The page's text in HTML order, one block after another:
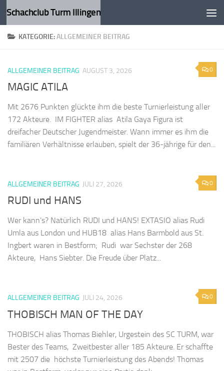
Zum Inhalt springen
Schachclub Turm Illingen
KATEGORIE:ALLGEMEINER BEITRAG
0
ALLGEMEINER BEITRAG AUGUST 3, 2026
MAGIC ATILA
Mit 2676 Punkten glückte ihm die beste Turnierleistung aller
172 Akteure. IM FIGHTER alias Atila Gaya Figura ist
dreifacher Deutscher Jugendmeister. Wann immer es ihm die
familiären Verhältnisse erlauben, spielt der 36-jährige für den...
0
ALLGEMEINER BEITRAG JULI 27, 2026
RUDI und HANS
Wer kann’s? Natürlich RUDI und HANS! EXTASIO alias Rudi
Umla aus London und HUB18 alias Hans Barmbold aus St.
Ingbert waren in Bestform; Rudi war Sechster der 268
Akteure, Hans Siebter. Die Freude über Platz...
0
ALLGEMEINER BEITRAG JULI 24, 2026
THOBISCH MAN OF THE DAY
THOBISCH alias Thomas Biehler, Urgestein des SC TURM, war
Bester des Teams, Zweitbester aller 185 Akteure. Er schaffte
mit 2507 die höchste Turnierleistung des Abends! Thomas